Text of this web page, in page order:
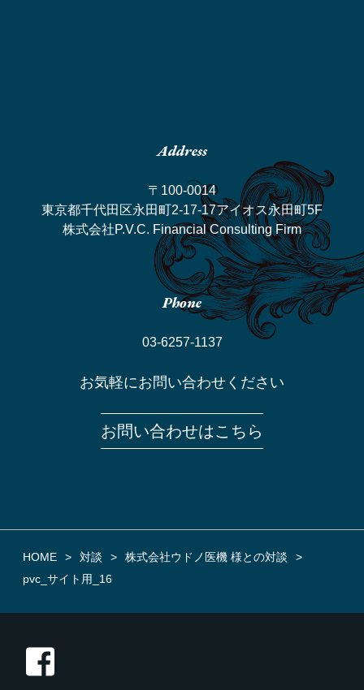
Address
〒100-0014
東京都千代田区永田町2-17-17アイオス永田町5F
株式会社P.V.C. Financial Consulting Firm
Phone
03-6257-1137
お気軽にお問い合わせください
お問い合わせはこちら
HOME 対談
株式会社ウドノ医機 様との対談
pvc_サイト用_16